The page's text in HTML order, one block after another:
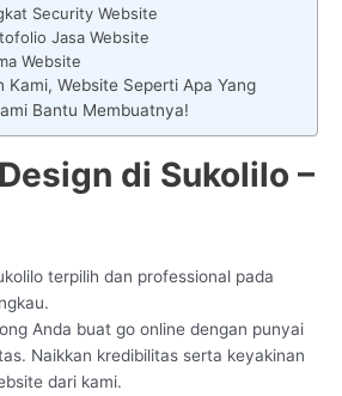
Security Website
Jasa Website
Website
Kami, Website Seperti Apa Yang
Bantu Membuatnya!
di Sukolilo –
terpilih dan professional pada
Anda buat go online dengan punyai
Naikkan kredibilitas serta keyakinan
dari kami.